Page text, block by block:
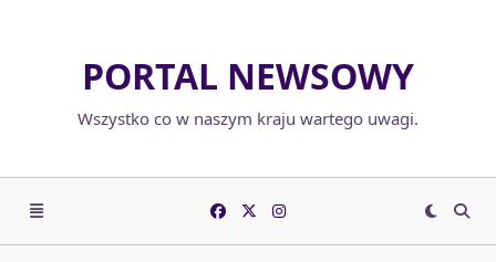
PORTAL NEWSOWY
Wszystko co w naszym kraju wartego uwagi.